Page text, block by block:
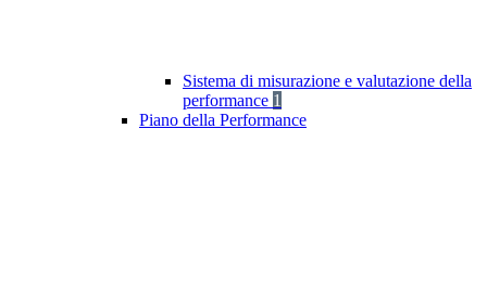
Sistema di misurazione e valutazione della
performance 1
Piano della Performance